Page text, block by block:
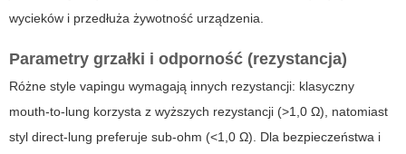
wycieków i przedłuża żywotność urządzenia.
Parametry grzałki i odporność (rezystancja)
Różne style vapingu wymagają innych rezystancji: klasyczny
mouth-to-lung korzysta z wyższych rezystancji (>1,0 Ω), natomiast
styl direct-lung preferuje sub-ohm (<1,0 Ω). Dla bezpieczeństwa i